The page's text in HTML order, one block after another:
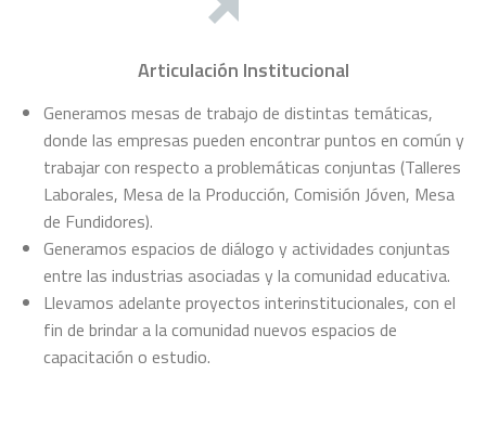
Articulación Institucional
Generamos mesas de trabajo de distintas temáticas,
donde las empresas pueden encontrar puntos en común y
trabajar con respecto a problemáticas conjuntas (Talleres
Laborales, Mesa de la Producción, Comisión Jóven, Mesa
de Fundidores).
Generamos espacios de diálogo y actividades conjuntas
entre las industrias asociadas y la comunidad educativa.
Llevamos adelante proyectos interinstitucionales, con el
fin de brindar a la comunidad nuevos espacios de
capacitación o estudio.